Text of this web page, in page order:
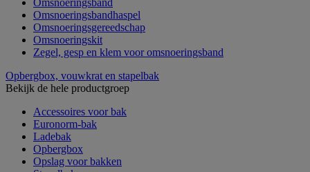
Omsnoeringsbandhaspel
Omsnoeringsgereedschap
Omsnoeringskit
Zegel, gesp en klem voor omsnoeringsband
Opbergbox, vouwkrat en stapelbak
Bekijk de hele productgroep
Accessoires voor bak
Euronorm-bak
Ladebak
Opbergbox
Opslag voor bakken